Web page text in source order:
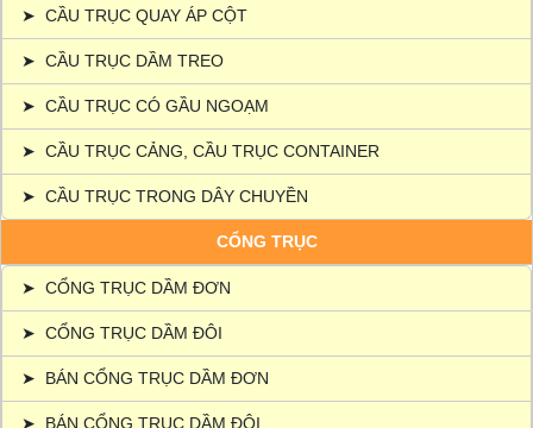
➤ CẦU TRỤC QUAY ÁP CỘT
➤ CẦU TRỤC DẦM TREO
➤ CẦU TRỤC CÓ GẦU NGOẠM
➤ CẦU TRỤC CẢNG, CẦU TRỤC CONTAINER
➤ CẦU TRỤC TRONG DÂY CHUYỀN
CỔNG TRỤC
➤ CỔNG TRỤC DẦM ĐƠN
➤ CỔNG TRỤC DẦM ĐÔI
➤ BÁN CỔNG TRỤC DẦM ĐƠN
➤ BÁN CỔNG TRỤC DẦM ĐÔI